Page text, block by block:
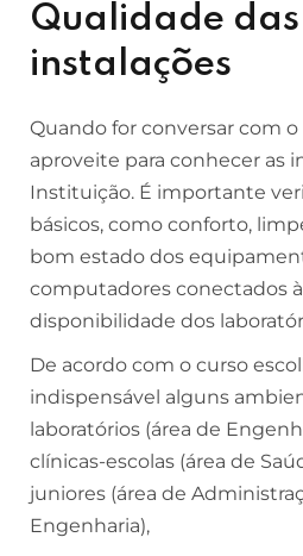
Qualidade das
instalações
Quando for conversar com o
aproveite para conhecer as
Instituição. É importante
básicos, como conforto,
bom estado dos
computadores conectados
disponibilidade dos
De acordo com o curso
indispensável alguns
laboratórios (área de
clínicas-escolas (área de
juniores (área de
Engenharia),